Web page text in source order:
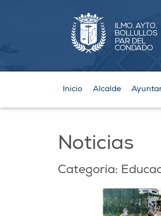
Inicio Alcalde
Noticias
Categoría: